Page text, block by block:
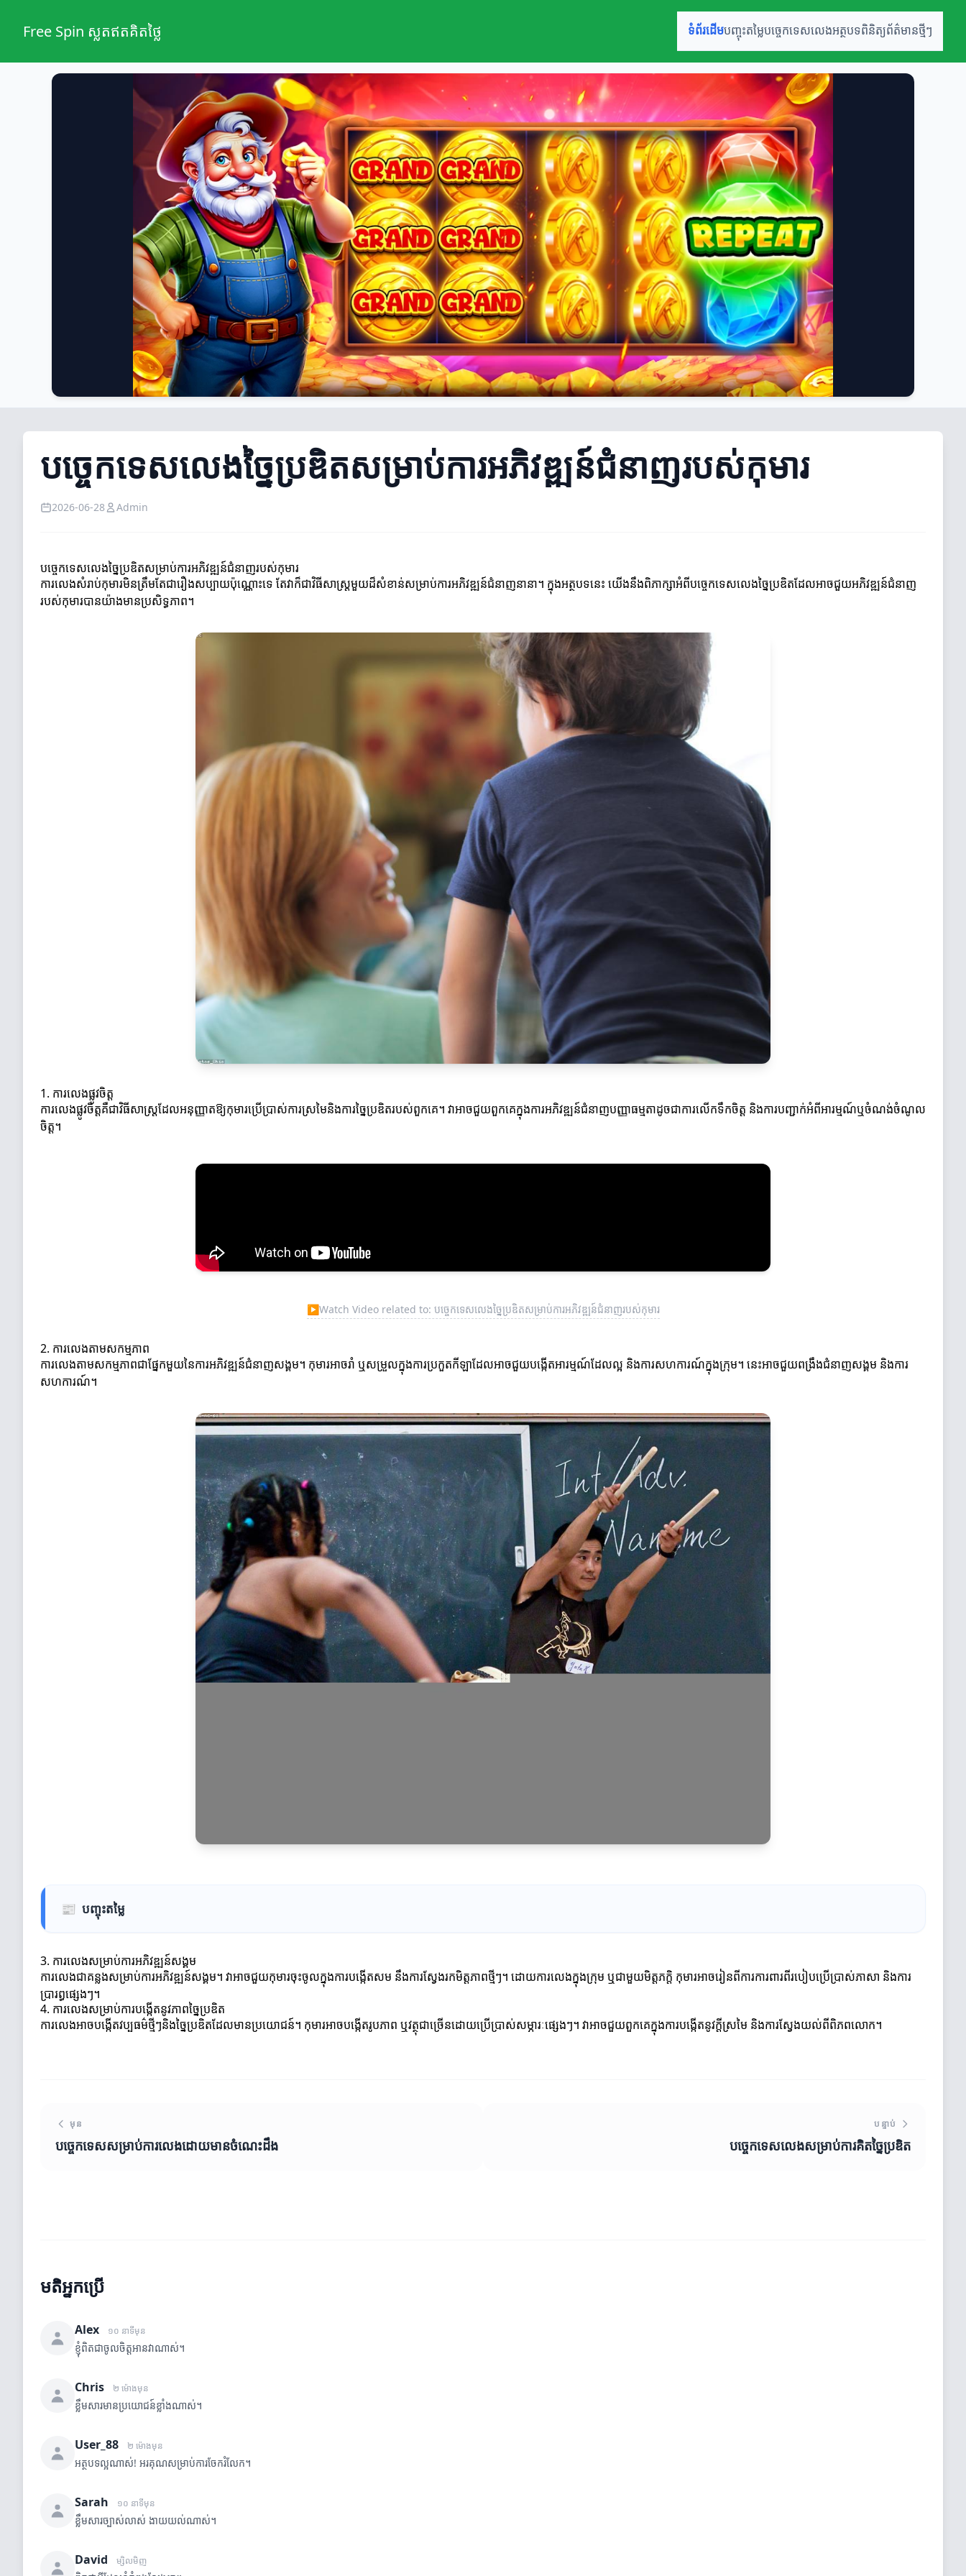
Free Spin ស្លតឥតគិតថ្លៃ ទំព័រដើមបញ្ចុះតម្លៃបច្ចេកទេសលេងអត្ថបទពិនិត្យព័ត៌មានថ្មីៗ
បច្ចេកទេសលេងច្នៃប្រឌិតសម្រាប់ការអភិវឌ្ឍន៍ជំនាញរបស់កុមារ
2026-06-28 Admin
បច្ចេកទេសលេងច្នៃប្រឌិតសម្រាប់ការអភិវឌ្ឍន៍ជំនាញរបស់កុមារ
ការលេងសំរាប់កុមារមិនត្រឹមតែជារឿងសប្បាយប៉ុណ្ណោះទេ តែវាក៏ជាវិធីសាស្រ្តមួយដ៏សំខាន់សម្រាប់ការអភិវឌ្ឍន៍ជំនាញនានា។ ក្នុងអត្ថបទនេះ យើងនឹងពិភាក្សាអំពីបច្ចេកទេសលេងច្នៃប្រឌិតដែលអាចជួយអភិវឌ្ឍន៍ជំនាញ
របស់កុមារបានយ៉ាងមានប្រសិទ្ធភាព។
1. ការលេងផ្លូវចិត្ត
ការលេងផ្លូវចិត្តគឺជាវិធីសាស្ត្រដែលអនុញ្ញាតឱ្យកុមារប្រើប្រាស់ការស្រមៃនិងការច្នៃប្រឌិតរបស់ពួកគេ។ វាអាចជួយពួកគេក្នុងការអភិវឌ្ឍន៍ជំនាញបញ្ញាធម្មតាដូចជាការលើកទឹកចិត្ត និងការបញ្ជាក់អំពីអារម្មណ៍ឬចំណង់ចំណូល
ចិត្ត។
▶Watch Video related to: បច្ចេកទេសលេងច្នៃប្រឌិតសម្រាប់ការអភិវឌ្ឍន៍ជំនាញរបស់កុមារ
2. ការលេងតាមសកម្មភាព
ការលេងតាមសកម្មភាពជាផ្នែកមួយនៃការអភិវឌ្ឍន៍ជំនាញសង្គម។ កុមារអាចរាំ ឬសម្រួលក្នុងការប្រកួតកីឡាដែលអាចជួយបង្កើតអារម្មណ៍ដែលល្អ និងការសហការណ៍ក្នុងក្រុម។ នេះអាចជួយពង្រឹងជំនាញសង្គម និងការ
សហការណ៍។
📰 បញ្ចុះតម្លៃ
3. ការលេងសម្រាប់ការអភិវឌ្ឍន៍សង្គម
ការលេងជាគន្លងសម្រាប់ការអភិវឌ្ឍន៍សង្គម។ វាអាចជួយកុមារចុះចូលក្នុងការបង្កើតសម នឹងការស្វែងរកមិត្តភាពថ្មីៗ។ ដោយការលេងក្នុងក្រុម ឬជាមួយមិត្តភក្តិ កុមារអាចរៀនពីការការពារពីរបៀបប្រើប្រាស់ភាសា និងការ
ប្រារព្ធផ្សេងៗ។
4. ការលេងសម្រាប់ការបង្កើតនូវភាពច្នៃប្រឌិត
ការលេងអាចបង្កើតវប្បធម៌ថ្មីៗនិងច្នៃប្រឌិតដែលមានប្រយោជន៍។ កុមារអាចបង្កើតរូបភាព ឬវត្ថុជាច្រើនដោយប្រើប្រាស់សម្ភារៈផ្សេងៗ។ វាអាចជួយពួកគេក្នុងការបង្កើតនូវក្ដីស្រមៃ និងការស្វែងយល់ពីពិភពលោក។
មុន
បច្ចេកទេសសម្រាប់ការលេងដោយមានចំណេះដឹង
បន្ទាប់
បច្ចេកទេសលេងសម្រាប់ការគិតច្នៃប្រឌិត
មតិអ្នកប្រើ
Alex ១០ នាទីមុន
ខ្ញុំពិតជាចូលចិត្តអានវាណាស់។
Chris ២ ម៉ោងមុន
ខ្លឹមសារមានប្រយោជន៍ខ្លាំងណាស់។
User_88 ២ ម៉ោងមុន
អត្ថបទល្អណាស់! អរគុណសម្រាប់ការចែករំលែក។
Sarah ១០ នាទីមុន
ខ្លឹមសារច្បាស់លាស់ ងាយយល់ណាស់។
David ម្សិលមិញ